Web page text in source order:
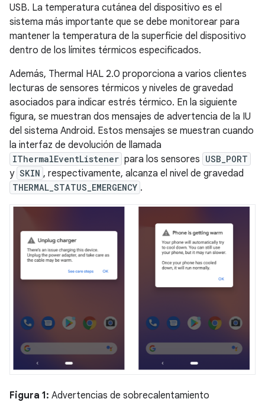
USB. La temperatura cutánea del dispositivo es el
sistema más importante que se debe monitorear para
mantener la temperatura de la superficie del dispositivo
dentro de los límites térmicos especificados.
Además, Thermal HAL 2.0 proporciona a varios clientes
lecturas de sensores térmicos y niveles de gravedad
asociados para indicar estrés térmico. En la siguiente
figura, se muestran dos mensajes de advertencia de la IU
del sistema Android. Estos mensajes se muestran cuando
la interfaz de devolución de llamada
IThermalEventListener para los sensores USB_PORT
y SKIN , respectivamente, alcanza el nivel de gravedad
THERMAL_STATUS_EMERGENCY .
Figura 1: Advertencias de sobrecalentamiento